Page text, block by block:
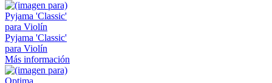
Pyjama 'Classic'
para Violín
Más información